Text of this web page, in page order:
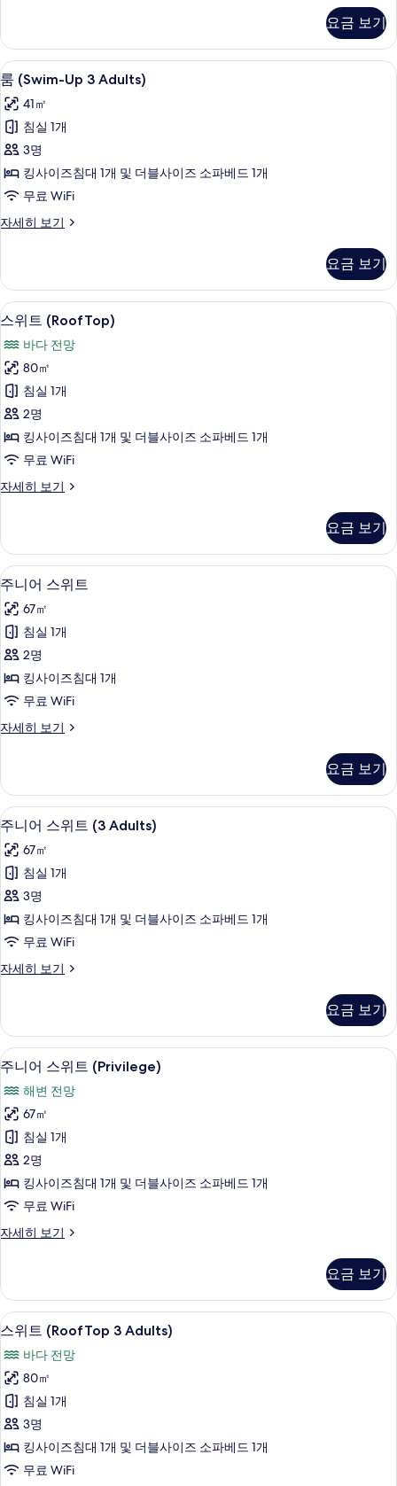
세
히
보
기
요금 보기
룸
(Swim-
Up
3
Adults)
사
진
모
기
1 개의 침실, 미니바, 객실 내 금고, 책상
10
룸 (Swim-Up 3 Adults)
41㎡
침실 1개
3명
킹사이즈침대 1개 및 더블사이즈 소파베드 1개
무료 WiFi
자세히 보기
룸
Adults)
자
세
보
기
요금 보기
스
트
(RoofTop)
사
진
모
두
보
1 개의 침실, 미니바, 객실 내 금고, 책상
10
스위트 (RoofTop)
바다 전망
80㎡
침실 1개
2명
킹사이즈침대 1개 및 더블사이즈 소파베드 1개
무료 WiFi
자세히 보기
스
자
세
히
보
기
요금 보기
주
니
어
스
위
트
사
진
두
보
기
1 개의 침실, 미니바, 객실 내 금고, 책상
8
주니어 스위트
67㎡
침실 1개
2명
킹사이즈침대 1개
무료 WiFi
자세히 보기
주
위
트
자
세
히
보
요금 보기
주
니
어
스
위
트
(3
Adults)
모
두
보
기
1 개의 침실, 미니바, 객실 내 금고, 책상
8
주니어 스위트 (3 Adults)
67㎡
침실 1개
3명
킹사이즈침대 1개 및 더블사이즈 소파베드 1개
무료 WiFi
자세히 보기
주
위
트
(3
Adults)
자
세
히
보
기
요금 보기
주
니
어
스
위
트
(Privilege)
사
진
두
보
기
주니어 스위트 (Privilege) | 1 개의 침실
11
주니어 스위트 (Privilege)
해변 전망
67㎡
침실 1개
2명
킹사이즈침대 1개 및 더블사이즈 소파베드 1개
무료 WiFi
자세히 보기
주
위
트
(Privilege)
세
히
보
기
요금 보기
스
트
(RoofTop
3
Adults)
사
진
1 개의 침실, 미니바, 객실 내 금고, 책상
12
스위트 (RoofTop 3 Adults)
바다 전망
80㎡
침실 1개
3명
킹사이즈침대 1개 및 더블사이즈 소파베드 1개
무료 WiFi